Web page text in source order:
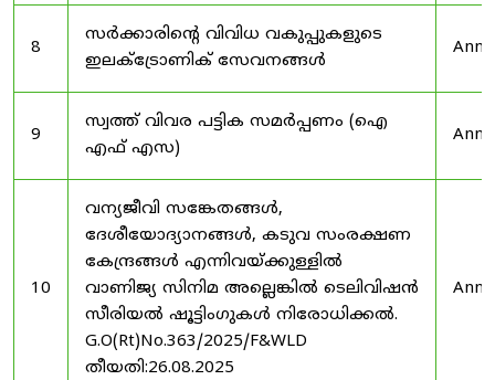
8
സർക്കാരിന്റെ വിവിധ വകുപ്പുകളുടെ
ഇലക്ട്രോണിക് സേവനങ്ങൾ
9
സ്വത്ത് വിവര പട്ടിക സമർപ്പണം (ഐ
എഫ് എസ)
10
വന്യജീവി സങ്കേതങ്ങൾ,
ദേശീയോദ്യാനങ്ങൾ, കടുവ സംരക്ഷണ
കേന്ദ്രങ്ങൾ എന്നിവയ്ക്കുള്ളിൽ
വാണിജ്യ സിനിമ അല്ലെങ്കിൽ ടെലിവിഷൻ
സീരിയൽ ഷൂട്ടിംഗുകൾ നിരോധിക്കൽ.
G.O(Rt)No.363/2025/F&WLD
തീയതി:26.08.2025